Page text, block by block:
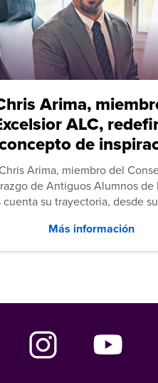
Arima,
ALC,
de
Chris Arima, miembro del
de Antiguos Alumnos de
cuenta su trayectoria, desde
sus estudios de
Más información